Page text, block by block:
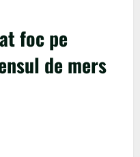
foc pe
de mers